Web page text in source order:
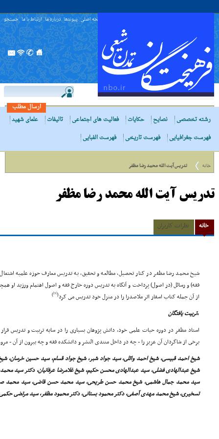
صفحه اصلی پیوندها درباره ما ارتباط با ما جستجو
ارسال مطلب
رشته تخصصی
نصایح حکایات فعالیت های اجتماعی تالیفات
علمای شهید
فهرست جغرافیایی
فهرست تاریخی فهرست الفبایی
خانه تدریس آیت الله محمد رضا مظفر
تدریس آیت الله محمد رضا مظفر
خانه نظرات کاربران
شیخ محمد رضا مظفر در کنار تحصیل، مطالعه و تحقیق، به تدریس معارف حوزه علمیه
فقه) و رسائل (در اصول) پرداخت و آنگاه به تدریس دوره خارج فقه و اصول اهتمام ورزید او
از آن جمله کتاب اسفار اثر ملاصدرا را در منزل خود تدریس مى کرد(
[9]
)
,تربیت یافتگان
استاد مظفر در دوره حیات علمى خود، دانش پژوهان بسیارى را در سایه تربیت و تدریس
برخى از شاگردان آن عزیز را - چه در داخل منتدى النشر و دانشکده فقه و چه بیرون از آن -
شیخ احمد قبیسى، شیخ احمد وائلى، سید جواد شبر، شیخ جواد قسام، سید حسین خرسان،
شیخ عبدالهادى فضلى، سید عبدالهادى محسن حکیم، شیخ غلامرضا عرفانیان، دکتر سید
سید محمد جمال هاشمى، شیخ محمد حسن طریحى، سید محمد حسن قاضى، سید محمد
تسخیرى، شیخ محمد مهدى آصفى، دکتر محمود بستانى، دکتر محمود مظفر، سید مرتضى